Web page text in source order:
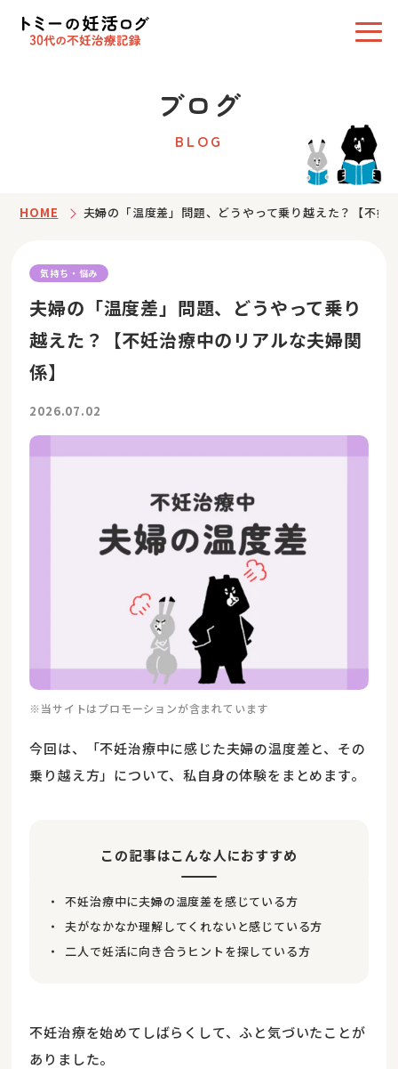
ブログ
BLOG
HOME 夫婦の「温度差」問題、どうやって乗り越えた？【不妊
気持ち・悩み
夫婦の「温度差」問題、どうやって乗り
越えた？【不妊治療中のリアルな夫婦関
係】
2026.07.02
※当サイトはプロモーションが含まれています
今回は、「不妊治療中に感じた夫婦の温度差と、その
乗り越え方」について、私自身の体験をまとめます。
この記事はこんな人におすすめ
不妊治療中に夫婦の温度差を感じている方
夫がなかなか理解してくれないと感じている方
二人で妊活に向き合うヒントを探している方
不妊治療を始めてしばらくして、ふと気づいたことが
ありました。